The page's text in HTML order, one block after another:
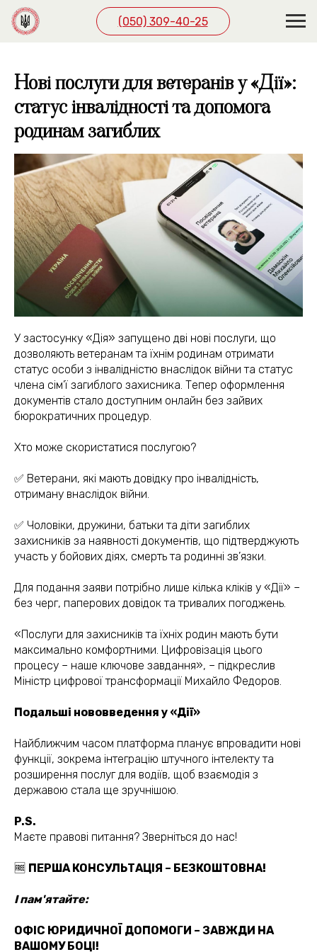
(050) 309-40-25
Нові послуги для ветеранів у «Дії»:
статус інвалідності та допомога
родинам загиблих
У застосунку «Дія» запущено дві нові послуги, що
дозволяють ветеранам та їхнім родинам отримати
статус особи з інвалідністю внаслідок війни та статус
члена сім’ї загиблого захисника. Тепер оформлення
документів стало доступним онлайн без зайвих
бюрократичних процедур.
Хто може скористатися послугою?
✅ Ветерани, які мають довідку про інвалідність,
отриману внаслідок війни.
✅ Чоловіки, дружини, батьки та діти загиблих
захисників за наявності документів, що підтверджують
участь у бойових діях, смерть та родинні зв’язки.
Для подання заяви потрібно лише кілька кліків у «Дії» –
без черг, паперових довідок та тривалих погоджень.
«Послуги для захисників та їхніх родин мають бути
максимально комфортними. Цифровізація цього
процесу – наше ключове завдання», – підкреслив
Міністр цифрової трансформації Михайло Федоров.
Подальші нововведення у «Дії»
Найближчим часом платформа планує впровадити нові
функції, зокрема інтеграцію штучного інтелекту та
розширення послуг для водіїв, щоб взаємодія з
державою стала ще зручнішою.
P.S.
Маєте правові питання? Зверніться до нас!
🆓 ПЕРША КОНСУЛЬТАЦІЯ – БЕЗКОШТОВНА!
І пам'ятайте:
ОФІС ЮРИДИЧНОЇ ДОПОМОГИ – ЗАВЖДИ НА
ВАШОМУ БОЦІ!(050) 309-40-25